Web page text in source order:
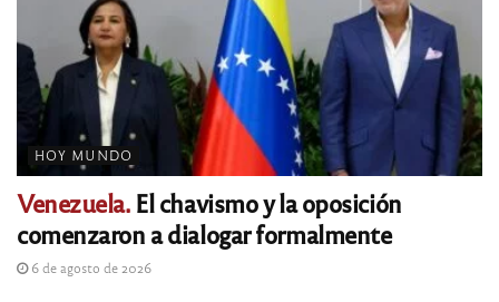
HOY MUNDO
Venezuela.El chavismo y la oposición
comenzaron a dialogar formalmente
6 de agosto de 2026